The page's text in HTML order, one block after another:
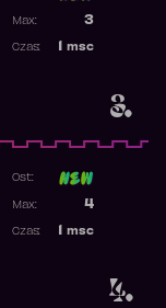
3.
3
Max:
msc
Czas:
4.
Ost:
4
Max:
msc
Czas: